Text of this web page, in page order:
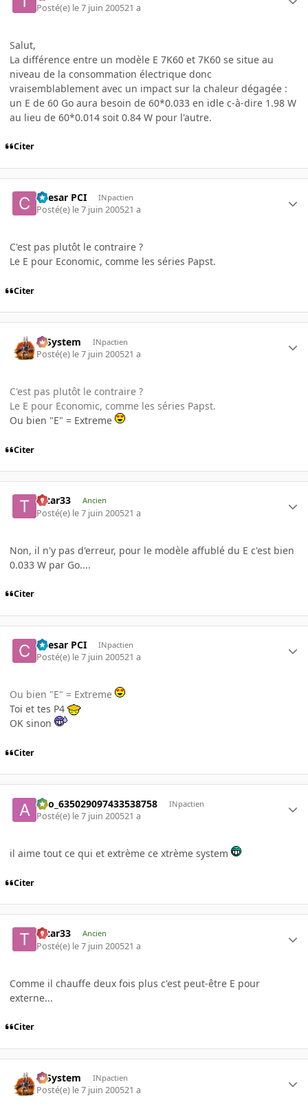
Posté(e) le 7 juin 200521 a
Salut,
La différence entre un modèle E 7K60 et 7K60 se situe au
niveau de la consommation électrique donc
vraisemblablement avec un impact sur la chaleur dégagée :
un E de 60 Go aura besoin de 60*0.033 en idle c-à-dire 1.98 W
au lieu de 60*0.014 soit 0.84 W pour l'autre.
Citer
Caesar PCI INpactien
Posté(e) le 7 juin 200521 a
C'est pas plutôt le contraire ?
Le E pour Economic, comme les séries Papst.
Citer
X-System INpactien
Posté(e) le 7 juin 200521 a
C'est pas plutôt le contraire ?
Le E pour Economic, comme les séries Papst.
Ou bien "E" = Extreme
Citer
tatar33 Ancien
Posté(e) le 7 juin 200521 a
Non, il n'y pas d'erreur, pour le modèle affublé du E c'est bien
0.033 W par Go....
Citer
Caesar PCI INpactien
Posté(e) le 7 juin 200521 a
Ou bien "E" = Extreme
Toi et tes P4
OK sinon
Citer
ano_635029097433538758 INpactien
Posté(e) le 7 juin 200521 a
il aime tout ce qui et extrème ce xtrème system
Citer
tatar33 Ancien
Posté(e) le 7 juin 200521 a
Comme il chauffe deux fois plus c'est peut-être E pour
externe...
Citer
X-System INpactien
Posté(e) le 7 juin 200521 a